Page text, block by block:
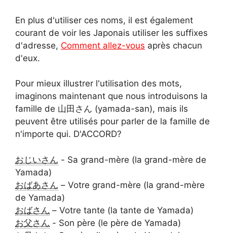
En plus d'utiliser ces noms, il est également
courant de voir les Japonais utiliser les suffixes
d'adresse, Comment allez-vous après chacun
d'eux.
Pour mieux illustrer l'utilisation des mots,
imaginons maintenant que nous introduisons la
famille de 山田さん (yamada-san), mais ils
peuvent être utilisés pour parler de la famille de
n'importe qui. D'ACCORD?
おじいさん - Sa grand-mère (la grand-mère de
Yamada)
おばあさん – Votre grand-mère (la grand-mère
de Yamada)
おばさん – Votre tante (la tante de Yamada)
お父さん - Son père (le père de Yamada)